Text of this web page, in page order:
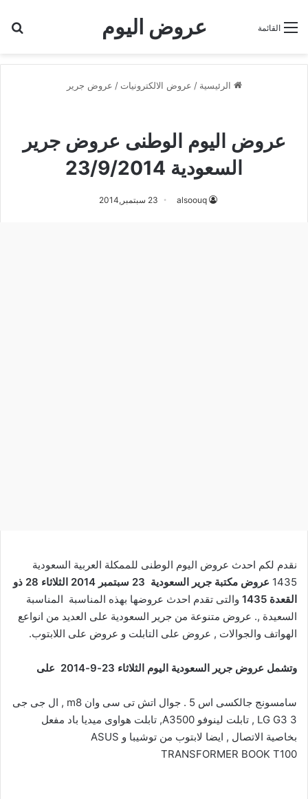
عروض اليوم القائمة
الرئيسية / عروض الالكترونيات / عروض جرير
عروض اليوم الوطنى عروض جرير
السعودية 23/9/2014
alsoouq 23 سبتمبر,2014
نقدم لكم احدث عروض اليوم الوطنى للممكلة العربية السعودية
1435 عروض مكتبة جرير السعودية
23 سبتمبر 2014 الثلاثاء 28 ذو
القعدة 1435
والتى تقدم احدث عروضها بهذه المناسبة المناسبة
السعيدة ,. عروض متنوعة من جرير السعودية على العديد من انواعع
الهواتف والجوالات , عروض على التابلت و عروض على اللابتوب.
وتشمل عروض جرير السعودية اليوم الثلاثاء 23-9-2014 على
سامسونج جالكسى اس 5 . جوال اتش تى سى وان m8 , ال جى جى
3 LG G3 , تابلت لينوفو A3500, تابلت هواوى ميديا باد مفعل
بخاصية الاتصال , ايضا لابتوب من توشيبا و ASUS
TRANSFORMER BOOK T100